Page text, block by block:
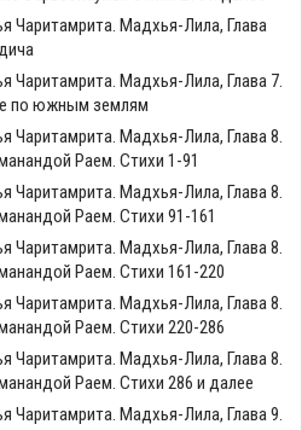
Чаритамрита. Мадхья-Лила, Глава
Чаритамрита. Мадхья-Лила, Глава 7.
по южным землям
Чаритамрита. Мадхья-Лила, Глава 8.
Раем. Стихи 1-91
Чаритамрита. Мадхья-Лила, Глава 8.
Раем. Стихи 91-161
Чаритамрита. Мадхья-Лила, Глава 8.
Раем. Стихи 161-220
Чаритамрита. Мадхья-Лила, Глава 8.
Раем. Стихи 220-286
Чаритамрита. Мадхья-Лила, Глава 8.
Раем. Стихи 286 и далее
Чаритамрита. Мадхья-Лила, Глава 9.